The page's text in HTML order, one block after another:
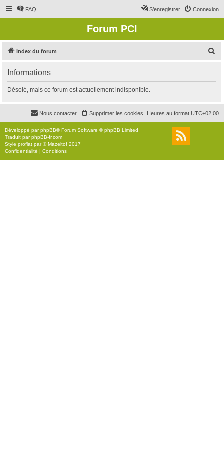
FAQ Connexion
S’enregistrer
Forum PCI
Index du forum
r
c
r
Informations
Désolé, mais ce forum est actuellement indisponible.
Heures au format UTC+02:00
Supprimer les cookies
Nous contacter
Développé parphpBB® Forum Software © phpBB Limited
Traduit parphpBB-fr.com
Style proflat par ©Mazeltof 2017
Confidentialité | Conditions